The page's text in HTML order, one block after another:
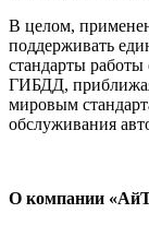
В целом,
поддерживать
стандарты работы
ГИБДД,
мировым
обслуживания
О компании